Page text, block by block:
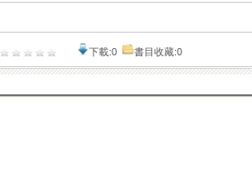
下載:0 書目收藏:0